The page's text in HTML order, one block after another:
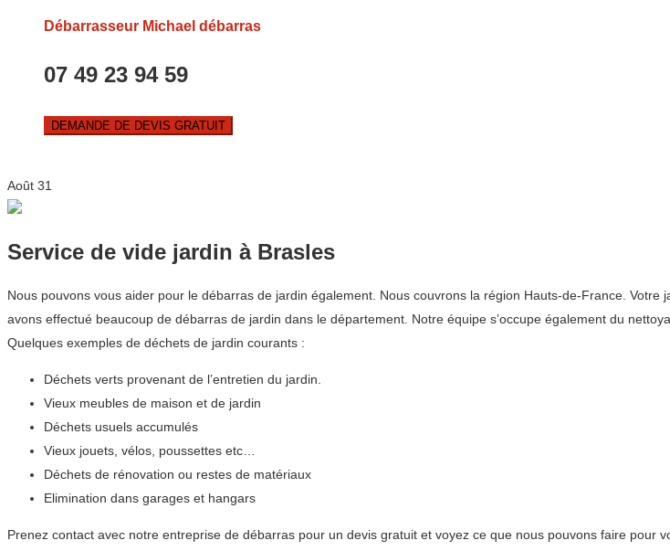
Débarrasseur Michael débarras
07 49 23 94 59
DEMANDE DE DEVIS GRATUIT
Août 31
Service de vide jardin à Brasles
Nous pouvons vous aider pour le débarras de jardin également. Nous couvrons la région Hauts-de-France.
avons effectué beaucoup de débarras de jardin dans le département. Notre équipe s’occupe également du
Quelques exemples de déchets de jardin courants :
Déchets verts provenant de l’entretien du jardin.
Vieux meubles de maison et de jardin
Déchets usuels accumulés
Vieux jouets, vélos, poussettes etc…
Déchets de rénovation ou restes de matériaux
Elimination dans garages et hangars
Prenez contact avec notre entreprise de débarras pour un devis gratuit et voyez ce que nous pouvons faire pour